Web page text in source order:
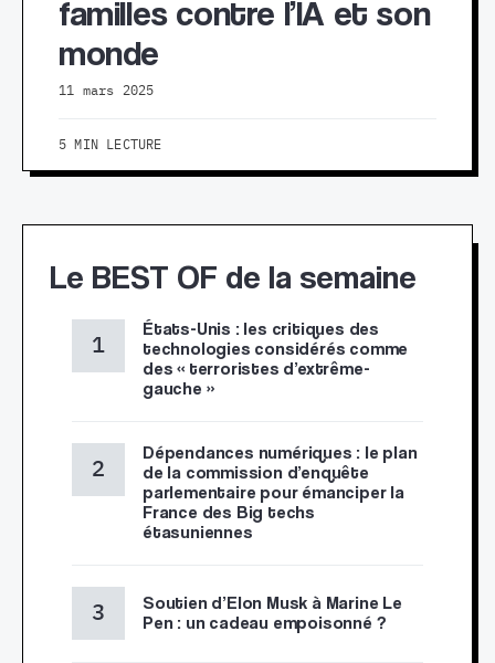
familles contre l’IA et son
monde
11 mars 2025
5 MIN LECTURE
Le BEST OF de la semaine
États-Unis : les critiques des
technologies considérés comme
des « terroristes d’extrême-
gauche »
Dépendances numériques : le plan
de la commission d’enquête
parlementaire pour émanciper la
France des Big techs
étasuniennes
Soutien d’Elon Musk à Marine Le
Pen : un cadeau empoisonné ?